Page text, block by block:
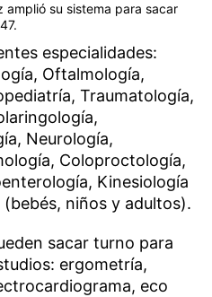
amplió su sistema para sacar
especialidades:
Oftalmología,
Traumatología,
Neurología,
Coloproctología,
Kinesiología
niños y adultos).
sacar turno para
ergometría,
eco